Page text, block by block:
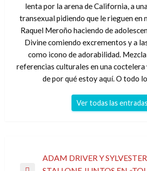
lenta por la arena de California, a
transexual pidiendo que le rieguen en
Raquel Meroño haciendo de
Divine comiendo excrementos y a
como icono de adorabilidad.
referencias culturales en una coctelera
de por qué estoy aquí. O todo
Ver todas las entradas
Navegación
ADAM DRIVER Y SYLVESTER